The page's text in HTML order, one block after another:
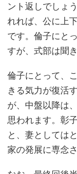
ント返しでしょ
れれば、公に上
です。倫子にと
すが、式部は聞
倫子にとって、
きる気力が復活
が、中盤以降は
思われます。彰
と、妻としては
家の発展に専念